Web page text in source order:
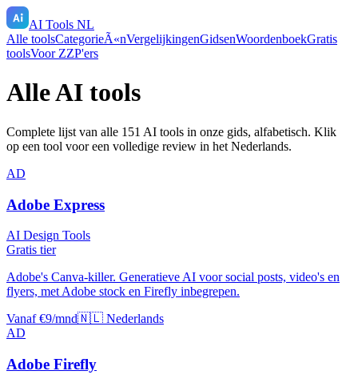
AI Tools NL
Alle toolsCategorieÃ«nVergelijkingenGidsenWoordenboekGratis
toolsVoor ZZP'ers
Alle AI tools
Complete lijst van alle 151 AI tools in onze gids, alfabetisch. Klik
op een tool voor een volledige review in het Nederlands.
AD
Adobe Express
AI Design Tools
Gratis tier
Adobe's Canva-killer. Generatieve AI voor social posts, video's en
flyers, met Adobe stock en Firefly inbegrepen.
Vanaf €9/mnd🇳🇱 Nederlands
AD
Adobe Firefly